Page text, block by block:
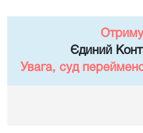
Єдиний
Увага, суд